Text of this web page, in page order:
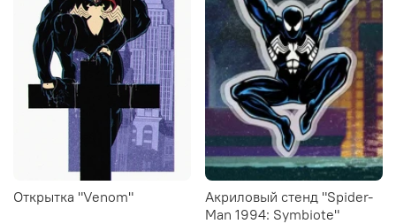
Открытка "Venom"
Акриловый стенд "Spider-
Man 1994: Symbiote"